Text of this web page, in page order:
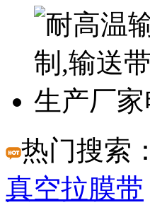
热门搜索：
真空拉膜带